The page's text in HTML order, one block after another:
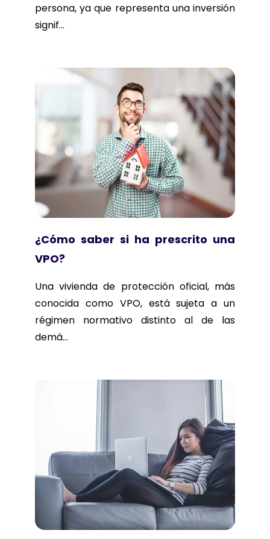
persona, ya que representa una inversión
signif...
¿Cómo saber si ha prescrito una
VPO?
Una vivienda de protección oficial, más
conocida como VPO, está sujeta a un
régimen normativo distinto al de las
demá...